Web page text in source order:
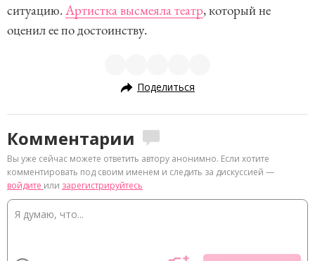
ситуацию. Артистка высмеяла театр, который не
оценил ее по достоинству.
Поделиться
Комментарии
Вы уже сейчас можете ответить автору анонимно. Если хотите
комментировать под своим именем и следить за дискуссией —
войдите или зарегистрируйтесь